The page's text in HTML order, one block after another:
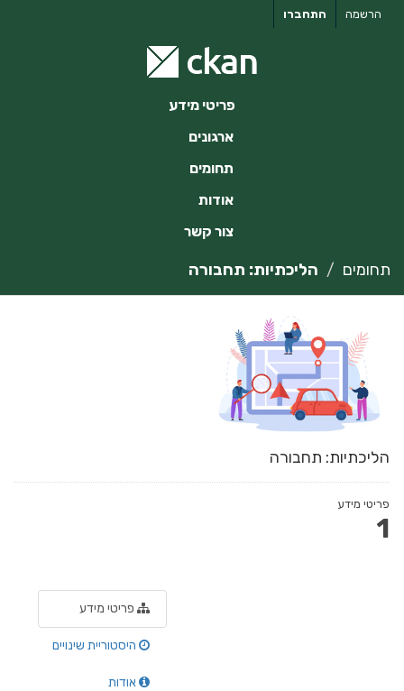
התחברו הרשמה
פריטי מידע
ארגונים
תחומים
אודות
צור קשר
תחומים הליכתיות: תחבורה
הליכתיות: תחבורה
פריטי מידע
1
פריטי מידע
היסטוריית שינויים
אודות